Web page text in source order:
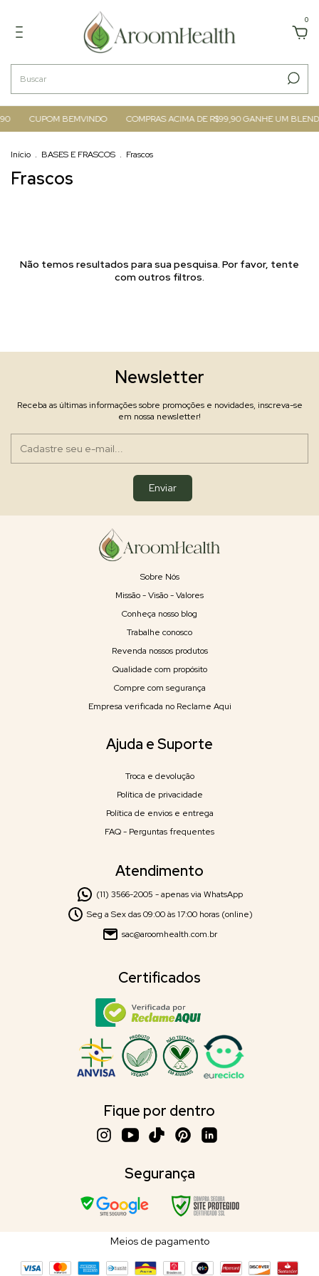
0
CUPOM BEMVINDO COMPRAS ACIMA DE R$99,90 GANHE UM BLEND
Início . BASES E FRASCOS . Frascos
Frascos
Não temos resultados para sua pesquisa. Por favor, tente
com outros filtros.
Newsletter
Receba as últimas informações sobre promoções e novidades, inscreva-se
em nossa newsletter!
Sobre Nós
Missão - Visão - Valores
Conheça nosso blog
Trabalhe conosco
Revenda nossos produtos
Qualidade com propósito
Compre com segurança
Empresa verificada no Reclame Aqui
Ajuda e Suporte
Troca e devolução
Política de privacidade
Política de envios e entrega
FAQ - Perguntas frequentes
Atendimento
(11) 3566-2005 - apenas via WhatsApp
Seg a Sex das 09:00 às 17:00 horas (online)
sac@aroomhealth.com.br
Certificados
Fique por dentro
Segurança
Meios de pagamento